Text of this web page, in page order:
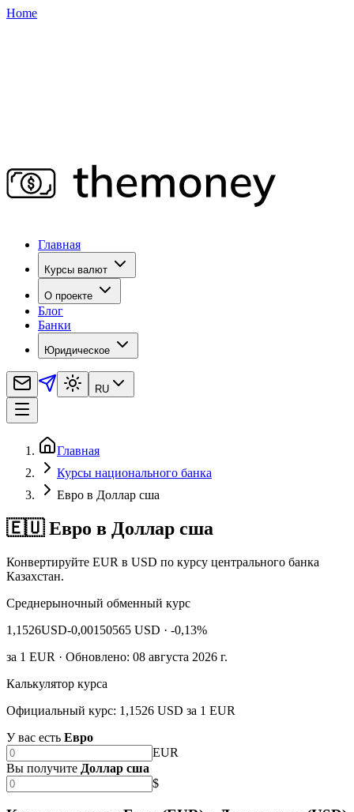
Home
Главная
Курсы валют
О проекте
Блог
Банки
Юридическое
RU
Главная
Курсы национального банка
Евро в Доллар сша
🇪🇺 Евро в Доллар сша
Конвертируйте EUR в USD по курсу центрального банка
Казахстан.
Среднерыночный обменный курс
1,1526USD-0,00150565 USD · -0,13%
за 1 EUR · Обновлено: 08 августа 2026 г.
Калькулятор курса
Официальный курс: 1,1526 USD за 1 EUR
У вас есть Евро
EUR
Вы получите Доллар сша
$